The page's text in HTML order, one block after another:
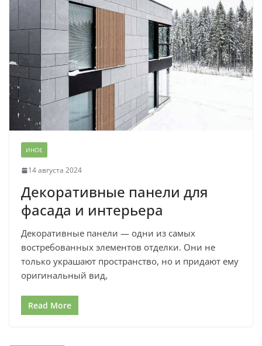
ИНОЕ
14 августа 2024
Декоративные панели для
фасада и интерьера
Декоративные панели — одни из самых
востребованных элементов отделки. Они не
только украшают пространство, но и придают ему
оригинальный вид,
Read More